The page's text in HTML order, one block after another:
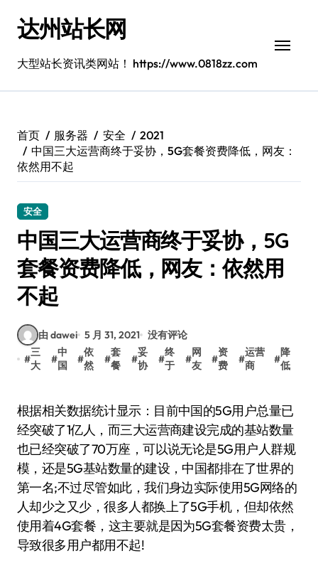
达州站长网
大型站长资讯类网站！ https://www.0818zz.com
首页 服务器 安全
2021
中国三大运营商终于妥协，5G套餐资费降低，网友：
依然用不起
安全
中国三大运营商终于妥协，5G
套餐资费降低，网友：依然用
不起
由 dawei 5 月 31, 2021 没有评论
#
三
大
#
中
国
#
依
然
#
套
餐
#
妥
协
#
终
于
#
网
友
#
资
费
#
运营
商
#
降
低
根据相关数据统计显示：目前中国的5G用户总量已
经突破了1亿人，而三大运营商建设完成的基站数量
也已经突破了70万座，可以说无论是5G用户人群规
模，还是5G基站数量的建设，中国都排在了世界的
第一名;不过尽管如此，我们身边实际使用5G网络的
人却少之又少，很多人都换上了5G手机，但却依然
使用着4G套餐，这主要就是因为5G套餐资费太贵，
导致很多用户都用不起!